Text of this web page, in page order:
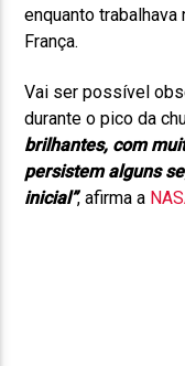
enquanto
França.
Vai ser possível
durante o pico da
brilhantes, com
persistem alguns
inicial”, afirma a